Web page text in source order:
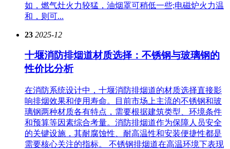
如，燃气灶火力较猛，油烟罩可稍低一些;电磁炉火力温
和，则可...
23 2025-12
十堰消防排烟道材质选择：不锈钢与玻璃钢的
性价比分析
在消防系统设计中，十堰消防排烟道的材质选择直接影
响排烟效果和使用寿命。目前市场上主流的不锈钢和玻
璃钢两种材质各有特点，需要根据建筑类型、环境条件
和预算等因素综合考量。消防排烟道作为保障人员安全
的关键设施，其耐腐蚀性、耐高温性和安装便捷性都是
需要核心关注的指标。 不锈钢排烟道在高温环境下表现